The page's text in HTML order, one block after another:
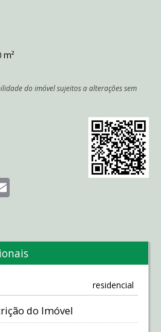
do imóvel sujeitos a alterações sem
residencial
do Imóvel